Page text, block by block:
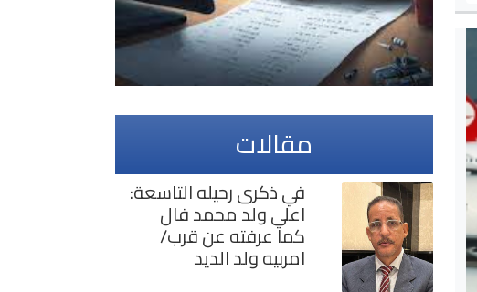
مقالات
في ذكرى رحيله التاسعة:
اعلي ولد محمد فال
كما عرفته عن قرب/
امربيه ولد الديد